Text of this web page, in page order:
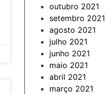
outubro 2021
setembro 2021
agosto 2021
julho 2021
junho 2021
maio 2021
abril 2021
março 2021